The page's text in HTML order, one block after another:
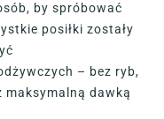
by spróbować
posiłki zostały
– bez ryb,
maksymalną dawką